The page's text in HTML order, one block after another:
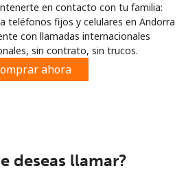
Regístrate conen contacto con tu familia:
teléfonos fijos y celulares en Andorra
con llamadas internacionales
sin contrato, sin trucos.
ahora
deseas llamar?